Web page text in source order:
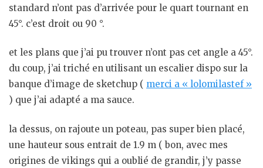
standard n’ont pas d’arrivée pour le quart tournant en
45°. c’est droit ou 90 °.
et les plans que j’ai pu trouver n’ont pas cet angle a 45°.
du coup, j’ai triché en utilisant un escalier dispo sur la
banque d’image de sketchup ( merci a « lolomilastef »
) que j’ai adapté a ma sauce.
la dessus, on rajoute un poteau, pas super bien placé,
une hauteur sous entrait de 1.9 m ( bon, avec mes
origines de vikings qui a oublié de grandir, j’y passe